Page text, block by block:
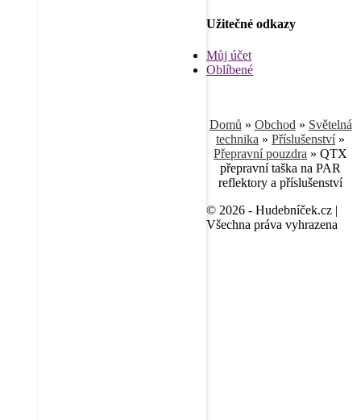
Užitečné odkazy
Můj účet
Oblíbené
Domů » Obchod » Světelná
technika »Příslušenství»
Přepravní pouzdra »QTX
přepravní taška na PAR
reflektory a příslušenství
© 2026 - Hudebníček.cz |
Všechna práva vyhrazena